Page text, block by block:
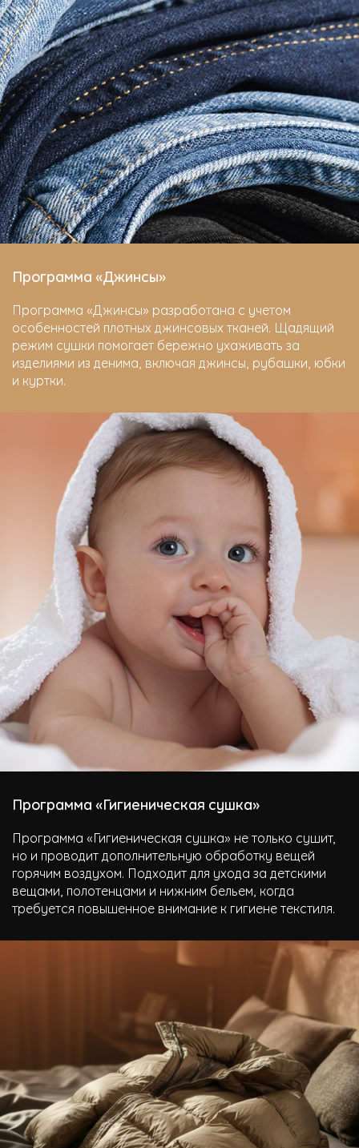
Программа «Джинсы»
Программа «Джинсы» разработана с учетом
особенностей плотных джинсовых тканей. Щадящий
режим сушки помогает бережно ухаживать за
изделиями из денима, включая джинсы, рубашки, юбки
и куртки.
Программа «Гигиеническая сушка»
Программа «Гигиеническая сушка» не только сушит,
но и проводит дополнительную обработку вещей
горячим воздухом. Подходит для ухода за детскими
вещами, полотенцами и нижним бельем, когда
требуется повышенное внимание к гигиене текстиля.